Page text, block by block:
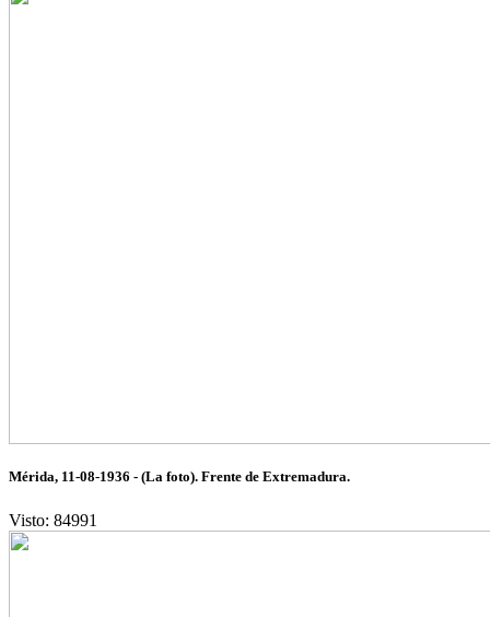
Mérida, 11-08-1936 - (La foto). Frente de Extremadura.
Visto: 84991